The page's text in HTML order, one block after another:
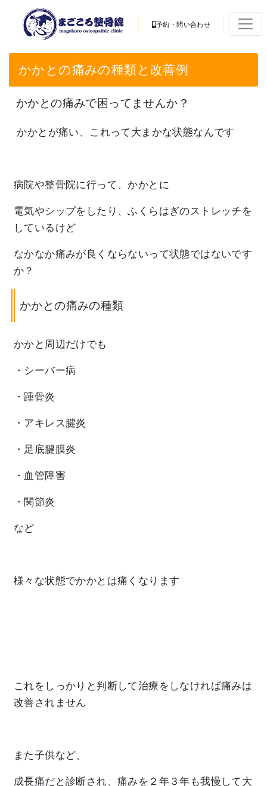
予約・問い合わせ
かかとの痛みの種類と改善例
かかとの痛みで困ってませんか？
かかとが痛い、これって大まかな状態なんです
病院や整骨院に行って、かかとに
電気やシップをしたり、ふくらはぎのストレッチを
しているけど
なかなか痛みが良くならないって状態ではないです
か？
かかとの痛みの種類
かかと周辺だけでも
・シーバー病
・踵骨炎
・アキレス腱炎
・足底腱膜炎
・血管障害
・関節炎
など
様々な状態でかかとは痛くなります
これをしっかりと判断して治療をしなければ痛みは
改善されません
また子供など、
成長痛だと診断され、痛みを２年３年も我慢して大